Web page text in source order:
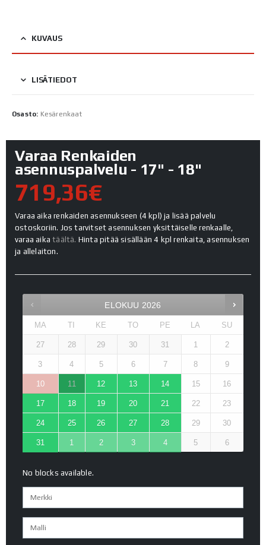
KUVAUS
LISÄTIEDOT
Osasto: Kesärenkaat
Varaa Renkaiden
asennuspalvelu - 17" - 18"
719,36€
Varaa aika renkaiden asennukseen (4 kpl) ja lisää palvelu
ostoskoriin. Jos tarvitset asennuksen yksittäiselle renkaalle,
varaa aikatäältä. Hinta pitää sisällään 4 kpl renkaita, asennuksen
ja allelaiton.
ELOKUU 2026
MA TI KE TO PE LA SU
27 28 29 30 31 1 2
3 4 5 6 7 8 9
10 11 12 13 14 15 16
17 18 19 20 21 22 23
24 25 26 27 28 29 30
31 1 2 3 4 5 6
No blocks available.